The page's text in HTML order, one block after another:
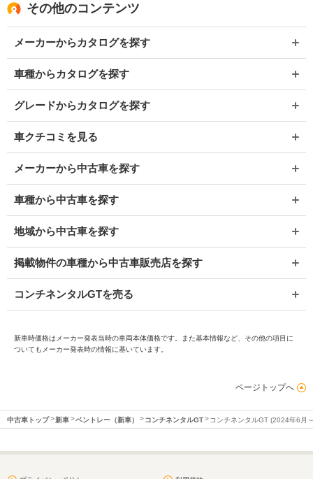
その他のコンテンツ
メーカーからカタログを探す
車種からカタログを探す
グレードからカタログを探す
車クチコミを見る
メーカーから中古車を探す
車種から中古車を探す
地域から中古車を探す
掲載物件の車種から中古車販売店を探す
コンチネンタルGTを売る
新車時価格はメーカー発表当時の車両本体価格です。また基本情報など、その他の項目に
ついてもメーカー発表時の情報に基いています。
ページトップへ
中古車トップ 新車 ベントレー（新車） コンチネンタルGT コンチネンタルGT (2024年6月